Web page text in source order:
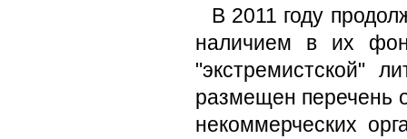
В 2011 году
наличием в их
"экстремистской"
размещен перечень
некоммерческих